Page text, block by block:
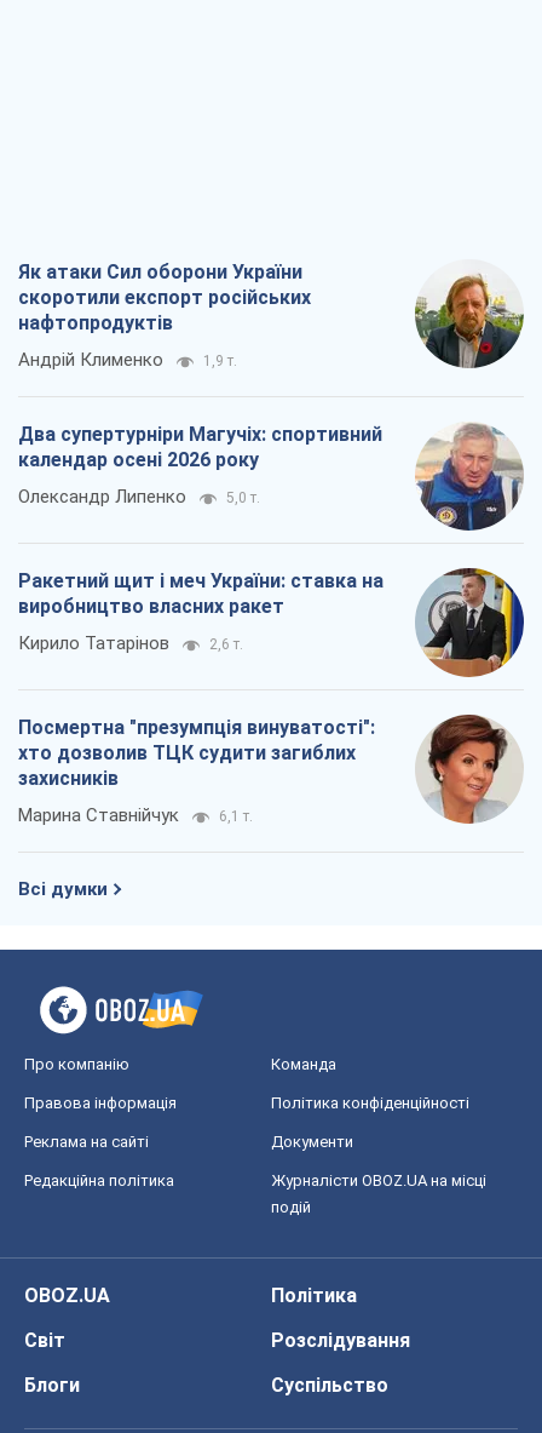
Як атаки Сил оборони України
скоротили експорт російських
нафтопродуктів
Андрій Клименко 1,9 т.
Два супертурніри Магучіх: спортивний
календар осені 2026 року
Олександр Липенко 5,0 т.
Ракетний щит і меч України: ставка на
виробництво власних ракет
Кирило Татарінов 2,6 т.
Посмертна "презумпція винуватості":
хто дозволив ТЦК судити загиблих
захисників
Марина Ставнійчук 6,1 т.
Всі думки
Про компанію Команда
Правова інформація Політика конфіденційності
Реклама на сайті Документи
Редакційна політика
Журналісти OBOZ.UA на місці
подій
OBOZ.UA
Політика
Світ
Розслідування
Блоги
Суспільство